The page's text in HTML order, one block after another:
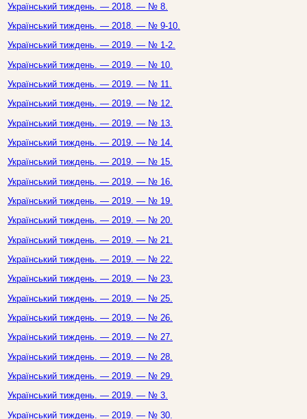
Український тиждень. — 2018. — № 8.
Український тиждень. — 2018. — № 9-10.
Український тиждень. — 2019. — № 1-2.
Український тиждень. — 2019. — № 10.
Український тиждень. — 2019. — № 11.
Український тиждень. — 2019. — № 12.
Український тиждень. — 2019. — № 13.
Український тиждень. — 2019. — № 14.
Український тиждень. — 2019. — № 15.
Український тиждень. — 2019. — № 16.
Український тиждень. — 2019. — № 19.
Український тиждень. — 2019. — № 20.
Український тиждень. — 2019. — № 21.
Український тиждень. — 2019. — № 22.
Український тиждень. — 2019. — № 23.
Український тиждень. — 2019. — № 25.
Український тиждень. — 2019. — № 26.
Український тиждень. — 2019. — № 27.
Український тиждень. — 2019. — № 28.
Український тиждень. — 2019. — № 29.
Український тиждень. — 2019. — № 3.
Український тиждень. — 2019. — № 30.